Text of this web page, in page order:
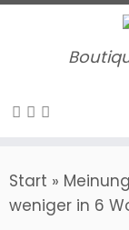
Zum
Start »
weniger in 6